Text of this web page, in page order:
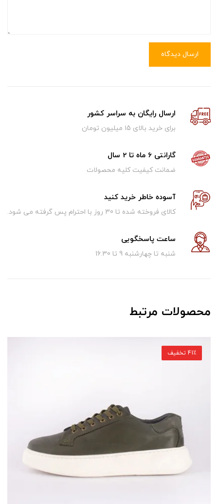
ارسال دیدگاه
ارسال رایگان به سراسر کشور
برای خرید بالای ۱5 میلیون تومان
گارانتی 6 ماه تا 2 سال
ضمانت کیفیت کلیه محصولات
آسوده خاطر خرید کنید
کالای فروخته شده تا 30 روز با احترام پس گرفته می شود.
ساعت پاسخگویی
شنبه تا چهارشنبه 9 تا 16.30
محصولات مرتبط
41٪ تخفیف